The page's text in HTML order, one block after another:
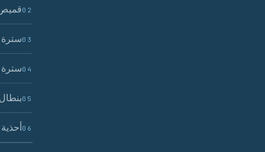
02
03
04سترة
05
06